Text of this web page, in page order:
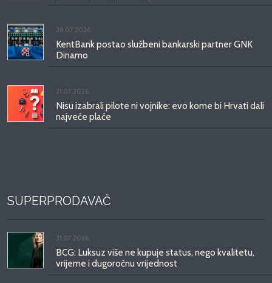
28.07.2026.
KentBank postao službeni bankarski partner GNK
Dinamo
21.07.2026.
Nisu izabrali pilote ni vojnike: evo kome bi Hrvati dali
najveće plaće
SUPERPRODAVAČ
31.07.2026.
BCG: Luksuz više ne kupuje status, nego kvalitetu,
vrijeme i dugoročnu vrijednost